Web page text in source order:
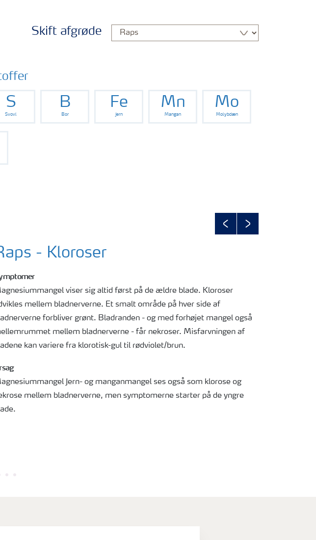
Skift afgrøde
S
Svovl
B
Bor
Fe
Jern
Mn
Mangan
Mo
Molybdæn
PreviousNext
- Kloroser
viser sig altid først på de ældre blade. Kloroser
mellem bladnerverne. Et smalt område på hver side af
forbliver grønt. Bladranden - og med forhøjet mangel også
mellem bladnerverne - får nekroser. Misfarvningen af
kan variere fra klorotisk-gul til rødviolet/brun.
Jern- og manganmangel ses også som klorose og
mellem bladnerverne, men symptomerne starter på de yngre